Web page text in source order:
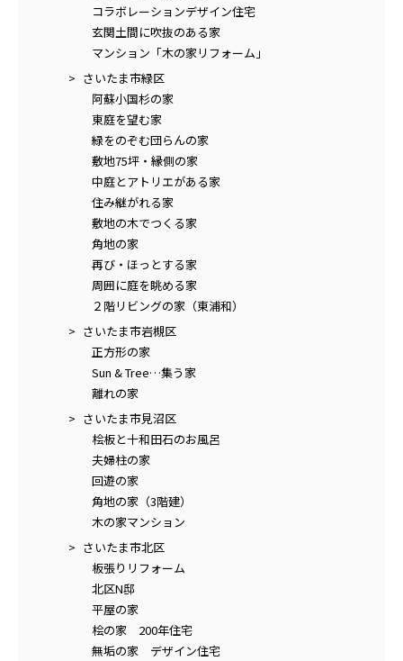
コラボレーションデザイン住宅
玄関土間に吹抜のある家
マンション「木の家リフォーム」
さいたま市緑区
阿蘇小国杉の家
東庭を望む家
緑をのぞむ団らんの家
敷地75坪・縁側の家
中庭とアトリエがある家
住み継がれる家
敷地の木でつくる家
角地の家
再び・ほっとする家
周囲に庭を眺める家
２階リビングの家（東浦和）
さいたま市岩槻区
正方形の家
Sun & Tree…集う家
離れの家
さいたま市見沼区
桧板と十和田石のお風呂
夫婦柱の家
回遊の家
角地の家（3階建）
木の家マンション
さいたま市北区
板張りリフォーム
北区N邸
平屋の家
桧の家 200年住宅
無垢の家 デザイン住宅